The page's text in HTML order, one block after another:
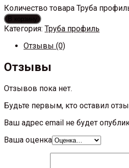
Количество товара Труба
В корзину
Категория: Труба профиль
Отзывы (0)
Отзывы
Отзывов пока нет.
Будьте первым, кто оставил
Ваш адрес email не будет
Ваша оценка